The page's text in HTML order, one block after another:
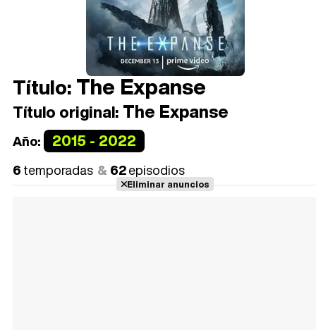
Título:The Expanse
Título original: The Expanse
Año: 2015 - 2022
6temporadas 62episodios
Eliminar anuncios